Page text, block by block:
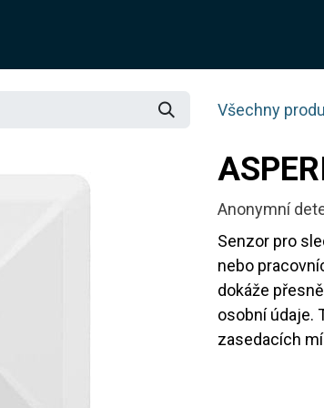
Všechny
Anonymní
Senzor pro
nebo
dokáže
osobní údaje.
zasedacích